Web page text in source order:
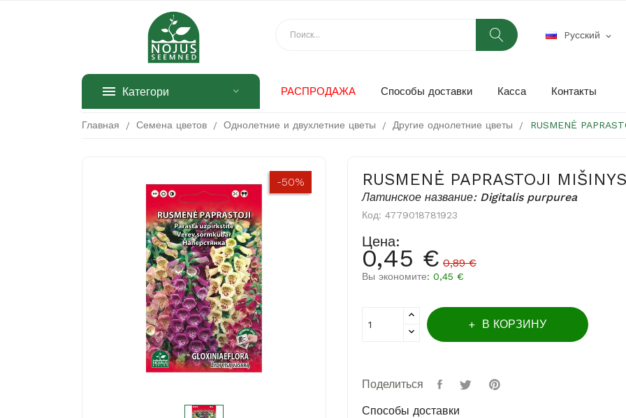
Pусский expand_more
Категори РАСПРОДАЖА Способы доставки Касса Контакты
Главная Семена цветов Однолетние и двухлетние цветы Другие однолетние цветы RUSMENĖ
-50% RUSMENĖ PAPRASTOJI MIŠINYS
Латинское название: Digitalis purpurea
Код: 4779018781923
Цена:
0,45 € 0,89 €
Вы экономите: 0,45 €
В КОРЗИНУ
Поделиться
Способы доставки